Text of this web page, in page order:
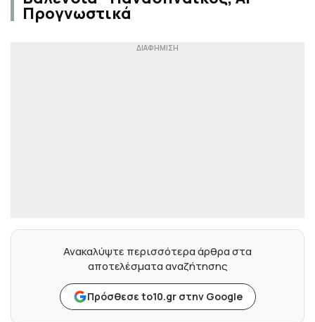
Προγνωστικά
Ανακαλύψτε περισσότερα άρθρα στα
αποτελέσματα αναζήτησης
Πρόσθεσε to10.gr στην Google